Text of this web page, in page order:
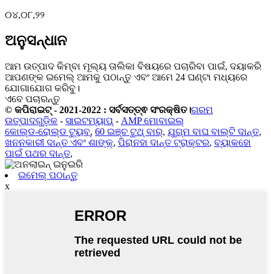
୦୪,୦୮,୨୨
ଅନୁସନ୍ଧାନ
ଆମ ଉତ୍ପାଦ କିମ୍ବା ମୂଲ୍ୟ ତାଲିକା ବିଷୟରେ ପଚାରିବା ପାଇଁ, ଦୟାକରି
ଆପଣଙ୍କ ଇମେଲ୍ ଆମକୁ ପଠାନ୍ତୁ ଏବଂ ଆମେ 24 ଘଣ୍ଟା ମଧ୍ୟରେ
ଯୋଗାଯୋଗ କରିବୁ।
ଏବେ ପଚାରନ୍ତୁ
© କପିରାଇଟ୍ - 2021-2022 : ସର୍ବସତ୍ତ୍ଵ ସଂରକ୍ଷିତ।ଗରମ
ଉତ୍ପାଦଗୁଡ଼ିକ - ସାଇଟମ୍ୟାପ୍ - AMP ମୋବାଇଲ୍
କୋଲ୍ଡ-ରୋଲ୍ଡ ଟ୍ୟୁବ୍, 60 ଇଞ୍ଚ ଟୁଥ୍ ବାର୍, ଯୁଗ୍ମ ବାଘ ବାଲ୍ଟି ଦାନ୍ତ,
ଖନନକାରୀ ଦାନ୍ତ ଏବଂ ଶାଙ୍କ୍, ପିରାନହା ଦାନ୍ତ ଟ୍ରାକ୍ଟର, ବ୍ୟାକହୋ
ପାଇଁ ପଥର ଦାନ୍ତ,
ଇମେଲ୍ ପଠାନ୍ତୁ
x